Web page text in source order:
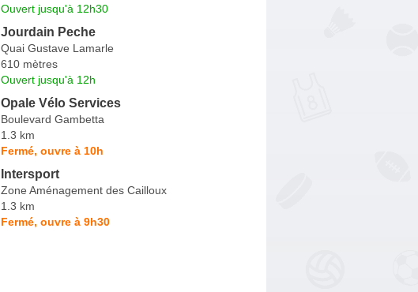
Ouvert jusqu'à 12h30
Jourdain Peche
Quai Gustave Lamarle
610 mètres
Ouvert jusqu'à 12h
Opale Vélo Services
Boulevard Gambetta
1.3 km
Fermé, ouvre à 10h
Intersport
Zone Aménagement des Cailloux
1.3 km
Fermé, ouvre à 9h30